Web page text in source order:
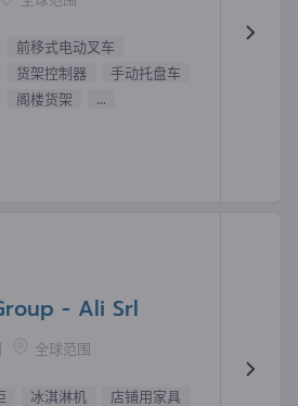
前移式电动叉车
货架控制器
手动托盘车
阁楼货架 ...
- Ali Srl
全球范围
冰淇淋机
店铺用家具